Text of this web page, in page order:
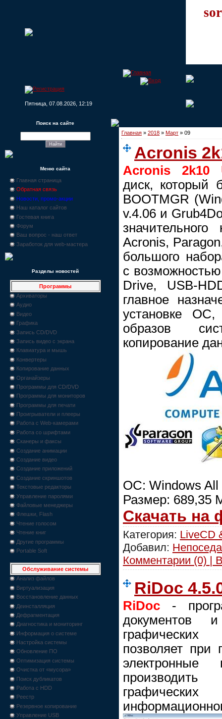
Пятница, 07.08.2026, 12:19
Поиск на сайте
Меню сайта
Главная страница
Обратная связь
Новости, промо-акции
Наш каталог сайтов
Гостевая книга
Форум
Ваш вопрос - наш ответ
Заработок для web-мастера
Разделы новостей
Программы
Архиваторы
Аудио
Видео
Графика
Запись CD/DVD
Запись видео с экрана
Клавиатура и мышь
Конвертеры
Копирование данных
Органайзеры
Программы для CD/DVD
Программы для мониторов
Программы для печати
Проигрыватели и плееры
Работа с Web-камерами
Работа со шрифтами
Сканеры и факсы
Создание анимации
Создание видео
Создание приложений
Создание скриншотов
Текстовые редакторы
Управление паролями
Файловые менеджеры
Флешки, Flash
Чтение голосом
Чтение книг
Другие программы
Portable Soft
Обслуживание системы
Анализ файлов
Виртуализация
Восстановление данных
Деинсталляция
Дефрагментация
Диагностика и мониторинг
Информация о системе
Настройка системы
Обновление ПО
Оптимизация системы
Очистка от «мусора»
Поиск дубликатов
Работа с HDD
Реестр
Резервное копирование
Управление USB
Главная » 2018 » Март » 09
Acronis
Acronis 2k10
диск, который
BOOTMGR
v.4.06 и
значительного
Acronis,
большого
с
Drive, USB-
главное
установке ОС,
образов
копирование
ОС: Windows All
Размер: 689,35
Скачать на
Категория: LiveCD
Добавил: Непоседа
Комментарии (0) |
RiDoc
RiDoc -
документов
позволяет при